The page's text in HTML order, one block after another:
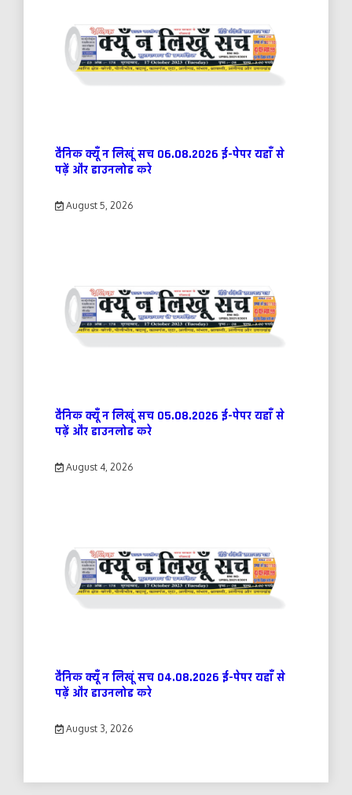
दैनिक क्यूँ न लिखूं सच 06.08.2026 ई-पेपर यहाँ से
पढ़ें और डाउनलोड करे
August 5, 2026
दैनिक क्यूँ न लिखूं सच 05.08.2026 ई-पेपर यहाँ से
पढ़ें और डाउनलोड करे
August 4, 2026
दैनिक क्यूँ न लिखूं सच 04.08.2026 ई-पेपर यहाँ से
पढ़ें और डाउनलोड करे
August 3, 2026